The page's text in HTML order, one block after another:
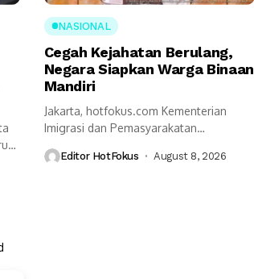
NASIONAL
Cegah Kejahatan Berulang,
Negara Siapkan Warga Binaan
Mandiri
Jakarta, hotfokus.com Kementerian
Imigrasi dan Pemasyarakatan
pendekatan dalam sistem...
Editor HotFokus August 8, 2026